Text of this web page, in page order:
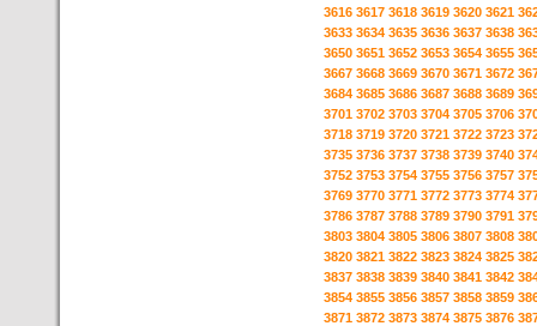
3616 3617 3618 3619 3620 3621
3633 3634 3635 3636 3637 3638
3650 3651 3652 3653 3654 3655
3667 3668 3669 3670 3671 3672
3684 3685 3686 3687 3688 3689
3701 3702 3703 3704 3705 3706
3718 3719 3720 3721 3722 3723
3735 3736 3737 3738 3739 3740
3752 3753 3754 3755 3756 3757
3769 3770 3771 3772 3773 3774
3786 3787 3788 3789 3790 3791
3803 3804 3805 3806 3807 3808
3820 3821 3822 3823 3824 3825
3837 3838 3839 3840 3841 3842
3854 3855 3856 3857 3858 3859
3871 3872 3873 3874 3875 3876